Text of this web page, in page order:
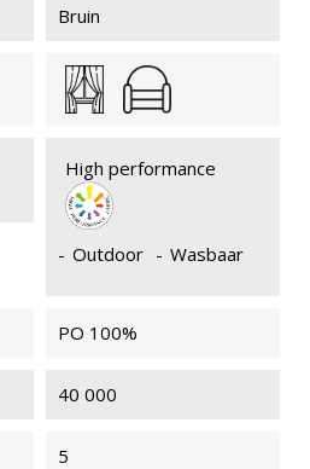
Bruin
High performance
- Outdoor - Wasbaar
PO 100%
40 000
5